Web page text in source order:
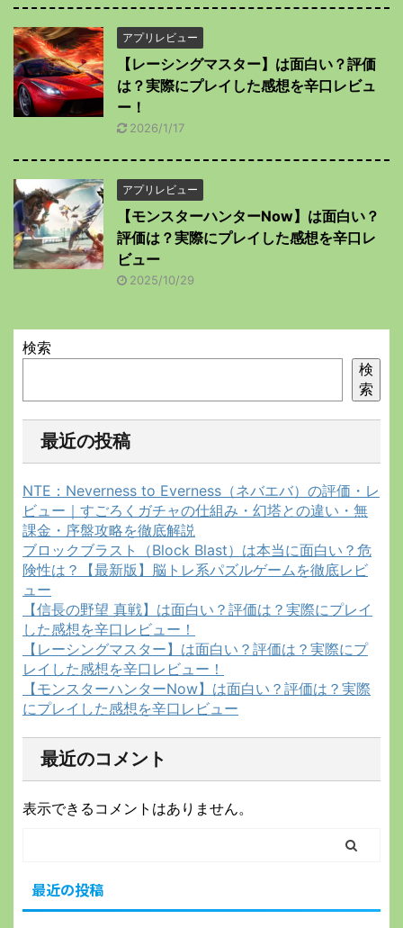
アプリレビュー
【レーシングマスター】は面白い？評価
は？実際にプレイした感想を辛口レビュ
ー！
2026/1/17
アプリレビュー
【モンスターハンターNow】は面白い？
評価は？実際にプレイした感想を辛口レ
ビュー
2025/10/29
検索
検
索
最近の投稿
NTE：Neverness to Everness（ネバエバ）の評価・レ
ビュー｜すごろくガチャの仕組み・幻塔との違い・無
課金・序盤攻略を徹底解説
ブロックブラスト（Block Blast）は本当に面白い？危
険性は？【最新版】脳トレ系パズルゲームを徹底レビ
ュー
【信長の野望 真戦】は面白い？評価は？実際にプレイ
した感想を辛口レビュー！
【レーシングマスター】は面白い？評価は？実際にプ
レイした感想を辛口レビュー！
【モンスターハンターNow】は面白い？評価は？実際
にプレイした感想を辛口レビュー
最近のコメント
表示できるコメントはありません。
最近の投稿